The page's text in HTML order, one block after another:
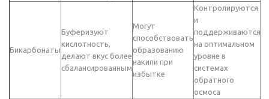
Бикарбонаты
Буферизуют
кислотность,
делают вкус более
сбалансированным
Могут
способствовать
образованию
накипи при
избытке
Контролируются
и
поддерживаются
на оптимальном
уровне в
системах
обратного
осмоса